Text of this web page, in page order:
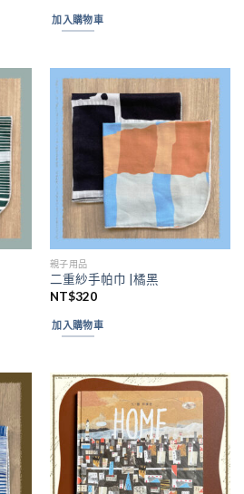
加入購物車
親子用品
二重紗手帕巾 |橘黑
NT$320
加入購物車